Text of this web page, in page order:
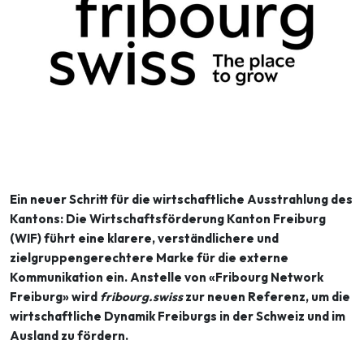
Ein neuer Schritt für die wirtschaftliche Ausstrahlung des
Kantons: Die Wirtschaftsförderung Kanton Freiburg
(WIF) führt eine klarere, verständlichere und
zielgruppengerechtere Marke für die externe
Kommunikation ein. Anstelle von «Fribourg Network
Freiburg» wird fribourg.swisszur neuen Referenz, um die
wirtschaftliche Dynamik Freiburgs in der Schweiz und im
Ausland zu fördern.